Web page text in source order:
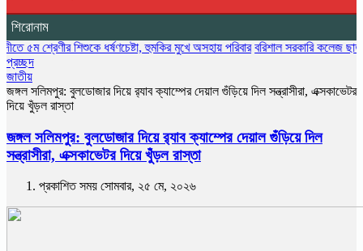
শিরোনাম
শিশুকে ধর্ষণচেষ্টা, হুমকির মুখে অসহায় পরিবার বরিশাল সরকারি কলেজ ছাত্রদলের
প্রচ্ছদ
জাতীয়
জঙ্গল সলিমপুর: বুলডোজার দিয়ে র‍্যাব ক্যাম্পের দেয়াল গুঁড়িয়ে দিল সন্ত্রাসীরা, এক্সকাভেটর
দিয়ে খুঁড়ল রাস্তা
জঙ্গল সলিমপুর: বুলডোজার দিয়ে র‍্যাব ক্যাম্পের দেয়াল গুঁড়িয়ে দিল
সন্ত্রাসীরা, এক্সকাভেটর দিয়ে খুঁড়ল রাস্তা
প্রকাশিত সময় সোমবার, ২৫ মে, ২০২৬